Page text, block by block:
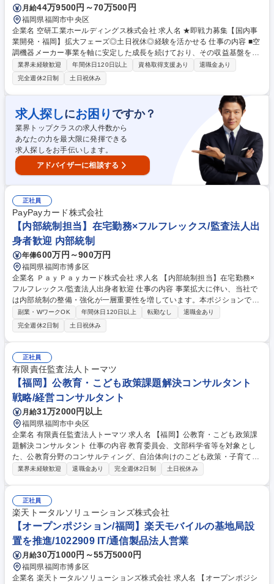
超 月給44万9500円～70万500円
福岡県福岡市中央区
企業名 空研工業ホールディングス株式会社 求人名 ★即戦力募集【国内事
業開発・福岡】拡大フェーズ◎土日祝休◎経験を活かせる 仕事の内容 ■空
調機器メーカー事業を軸に安定した成長を続けており、その収益基盤を活
かし、M&Aや新規事業開発を推進。今後さらなる事業成長と組織強化を見
据え、M&A後のPMIや新規事業開発を担うメンバーを増員募集します。 ■
経営層との距離も近く事業成長を支える中核ポジションとして活躍いただ
くことを期待しています。 ■PMI、新規事業開発・既存事業成長戦略の推
進まで、幅広い業務をご担当いただきます。 【詳細】■買収先企業とのシ
ナジー創出プロジェクト■事業提携パートナー企業の開拓、事業推進■新規
事業開発 募集職種 ★即戦力募集【国内事業開発・福岡】拡大フェーズ◎
土日祝休◎経験を活かせる
業界未経験歓迎 年間休日120日以上 資格取得支援あり
退職金あり
完全週休2日制
土日祝休み
求人探しにお困り ですか？
業界トップクラスの求人件数から
あなたの力を最大限に発揮できる
求人探しをお手伝いします。
アドバイザーに相談する
正社員
PayPayカード株式会社
【内部統制担当】在宅勤務×フルフレックス/監査法人出
身者歓迎 内部統制
年俸600万円～900万円
福岡県福岡市博多区
企業名 ＰａｙＰａｙカード株式会社 求人名 【内部統制担当】在宅勤務×
フルフレックス/監査法人出身者歓迎 仕事の内容 事業拡大に伴い、当社で
は内部統制の整備・強化が一層重要性を増しています。本ポジションでは
内部統制評価の実施から結果の取りまとめ、改善提案・推進までを一貫し
てリードしていただける方を求めています。 【具体的には】 ・内部統制
評価業務（全社統制、業務プロセス処理統制） ・評価により明らかになっ
た不備の改善に向けた関係部署との協議・調整 ・評価結果の報告資料作成
および経営層・監査法人への説明対応 ・内部統制の整備・運用状況に関す
る改善提案および推進 ・各種関連プロジェクトへの参画 募集職種 【内部
統制担当】在宅勤務×フルフレックス/監査法人出身者歓迎
副業・WワークOK 年間休日120日以上 転勤なし
退職金あり
完全週休2日制
土日祝休み
正社員
有限責任監査法人トーマツ
【福岡】公教育・こども政策課題解決コンサルタント
戦略/経営コンサルタント
月給31万2000円以上
福岡県福岡市中央区
企業名 有限責任監査法人トーマツ 求人名 【福岡】公教育・こども政策課
題解決コンサルタント 仕事の内容 教育委員会、文部科学省等を対象とし
た、公教育分野のコンサルティング、自治体向けのこども政策・子育て支
援分野に関するコンサルティング・企画支援業務を担当いただきます。
シリテーション ・施策推進に向けた実行支援 ・研修、ワークショップの
企画運営 募集職種 【福岡】公教育・こども政策課題解決コンサルタント
業界未経験歓迎 退職金あり 完全週休2日制 土日祝休み
正社員
楽天トータルソリューションズ株式会社
【オープンポジション/福岡】楽天モバイルの基地局設
置を推進/1022909 IT/通信製品法人営業
月給30万1000円～55万5000円
福岡県福岡市博多区
企業名 楽天トータルソリューションズ株式会社 求人名 【オープンポジシ